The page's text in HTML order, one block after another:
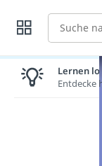
Suche
Lernen
Entdecke